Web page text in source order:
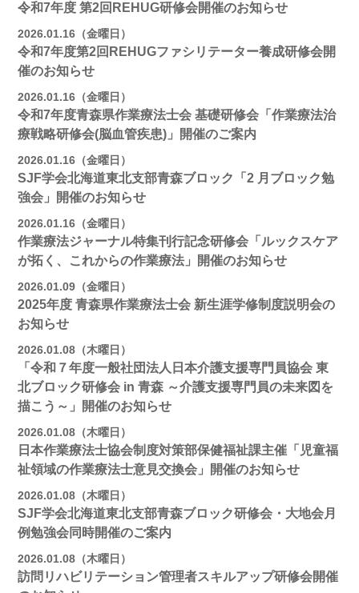
令和7年度 第2回REHUG研修会開催のお知らせ
2026.01.16（金曜日）
令和7年度第2回REHUGファシリテーター養成研修会開
催のお知らせ
2026.01.16（金曜日）
令和7年度青森県作業療法士会 基礎研修会「作業療法治
療戦略研修会(脳血管疾患)」開催のご案内
2026.01.16（金曜日）
SJF学会北海道東北支部⻘森ブロック「2 月ブロック勉
強会」開催のお知らせ
2026.01.16（金曜日）
作業療法ジャーナル特集刊行記念研修会「ルックスケア
が拓く、これからの作業療法」開催のお知らせ
2026.01.09（金曜日）
2025年度 青森県作業療法士会 新生涯学修制度説明会の
お知らせ
2026.01.08（木曜日）
「令和７年度一般社団法人日本介護支援専門員協会 東
北ブロック研修会 in 青森 ～介護支援専門員の未来図を
描こう～」開催のお知らせ
2026.01.08（木曜日）
日本作業療法士協会制度対策部保健福祉課主催「児童福
祉領域の作業療法士意見交換会」開催のお知らせ
2026.01.08（木曜日）
SJF学会北海道東北支部青森ブロック研修会・大地会月
例勉強会同時開催のご案内
2026.01.08（木曜日）
訪問リハビリテーション管理者スキルアップ研修会開催